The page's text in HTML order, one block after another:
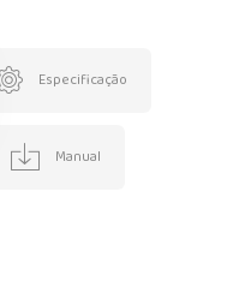
Especificação
Manual